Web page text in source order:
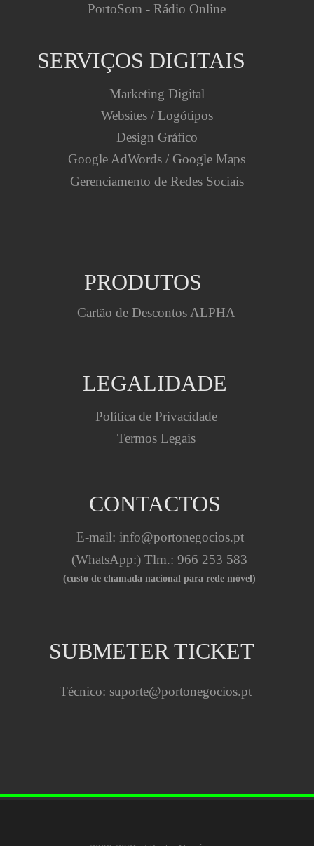
SERVIÇOS DIGITAIS
PortoSom - Rádio Online
Marketing Digital
Websites / Logótipos
Design Gráfico
Google AdWords / Google Maps
Gerenciamento de Redes Sociais
           PRODUTOS
Cartão de Descontos ALPHA
LEGALIDADE
Política de Privacidade
Termos Legais
CONTACTOS
E-mail: info@portonegocios.pt
(WhatsApp:) Tlm.: 966 253 583
(custo de chamada nacional para rede móvel)
SUBMETER TICKET
Técnico: suporte@portonegocios.pt